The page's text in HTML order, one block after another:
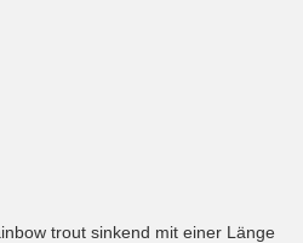
trout sinkend mit einer Länge